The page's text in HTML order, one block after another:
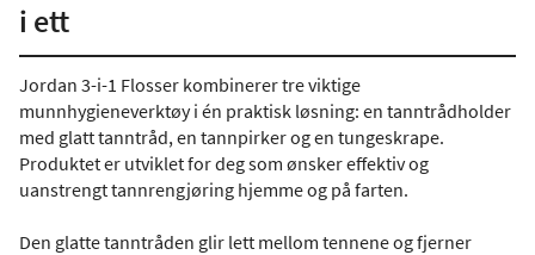
i ett
Jordan 3-i-1 Flosser kombinerer tre viktige
munnhygieneverktøy i én praktisk løsning: en tanntrådholder
med glatt tanntråd, en tannpirker og en tungeskrape.
Produktet er utviklet for deg som ønsker effektiv og
uanstrengt tannrengjøring hjemme og på farten.
Den glatte tanntråden glir lett mellom tennene og fjerner